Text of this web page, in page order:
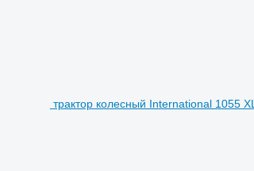
трактор колесный International 1055 XL